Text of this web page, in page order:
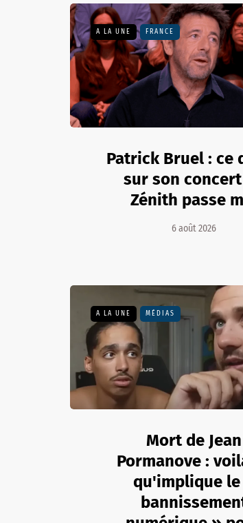
A LA UNE FRANCE
Patrick Bruel : ce
sur son
Zénith passe
6 août 2026
A LA UNE MÉDIAS
Mort de Jean
Pormanove :
qu'implique